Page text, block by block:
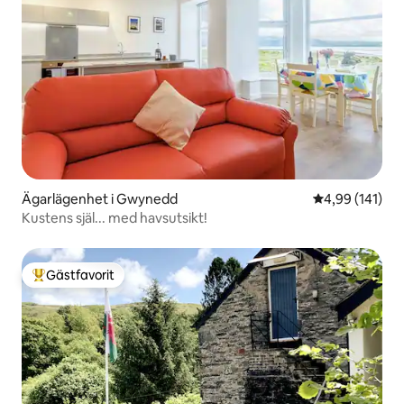
Ägarlägenhet i Gwynedd 4,99 av 5 i
4,99 (141)
Kustens själ... med havsutsikt!
Populär gästfavorit
Gästfavorit